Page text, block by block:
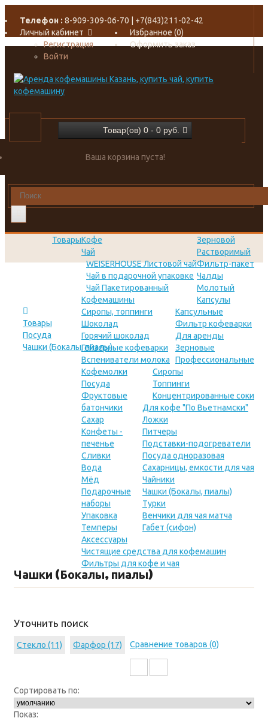
Телефон : 8-909-309-06-70 | +7(843)211-02-42
Личный кабинет
Регистрация
Войти
Избранное (0)
Оформить заказ
Товар(ов) 0 - 0 руб.
Ваша корзина пуста!
ТоварыКофе
Зерновой
Растворимый
Фильтр-пакет
Чалды
Молотый
Капсулы
Чай
WEISERHOUSE Листовой чай
Чай в подарочной упаковке
Чай Пакетированный
Кофемашины
Капсульные
Фильтр кофеварки
Для аренды
Зерновые
Профессиональные
Сиропы, топпинги
Сиропы
Топпинги
Концентрированные соки
Шоколад
Горячий шоколад
Гейзерные кофеварки
Вспениватели молока
Кофемолки
Посуда
Для кофе "По Вьетнамски"
Ложки
Питчеры
Подставки-подогреватели
Посуда одноразовая
Сахарницы, емкости для чая
Чайники
Чашки (Бокалы, пиалы)
Турки
Венчики для чая матча
Габет (сифон)
Фруктовые
батончики
Сахар
Конфеты -
печенье
Сливки
Вода
Мёд
Подарочные
наборы
Упаковка
Темперы
Аксессуары
Чистящие средства для кофемашин
Фильтры для кофе и чая
Товары
Посуда
Чашки (Бокалы, пиалы)
Чашки (Бокалы, пиалы)
Уточнить поиск
Стекло (11) Фарфор (17) Сравнение товаров (0)
Сортировать по:
Показ: